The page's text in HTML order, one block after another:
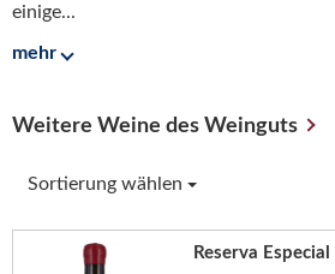
einige...
mehr
Weitere Weine des Weinguts
Sortierung wählen
Reserva